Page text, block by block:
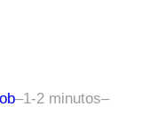
–1-2 minutos–